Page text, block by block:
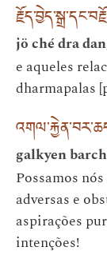
jö ché dra
e aqueles
dharmapalas
galkyen
Possamos
adversas e
aspirações
intenções!